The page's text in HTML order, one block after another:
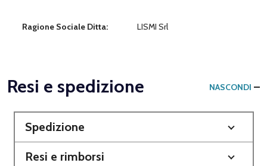
Ragione Sociale Ditta: LISMI Srl
Resi e spedizione NASCONDI
Spedizione
Resi e rimborsi